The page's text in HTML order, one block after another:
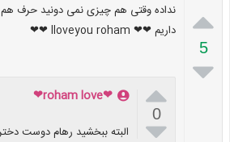

5

نداده وقتی هم چیزی نمی دونید حرف هم
داریم ❤❤ lloveyou roham ❤❤

0

❤roham love❤
البته ببخشید رهام دوست